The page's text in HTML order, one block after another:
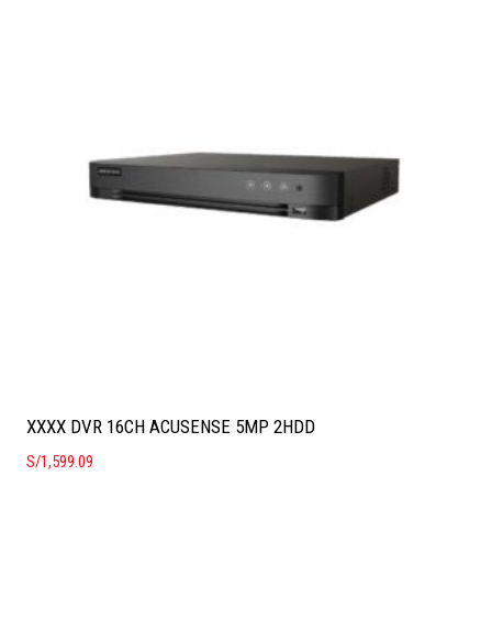
XXXX DVR 16CH ACUSENSE 5MP 2HDD
S/1,599.09